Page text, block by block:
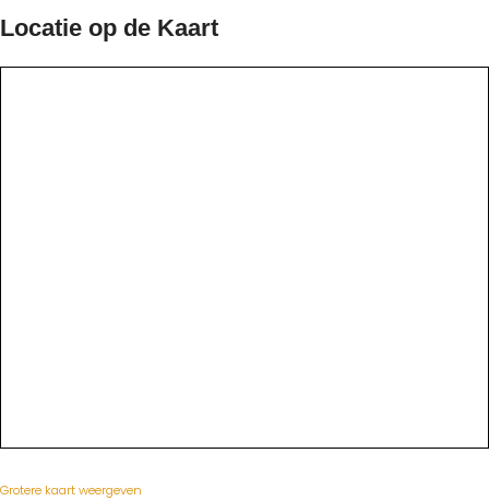
Locatie op de Kaart
Grotere kaart weergeven